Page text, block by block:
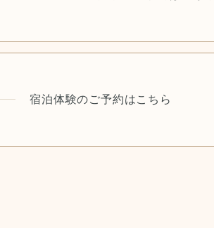
宿泊体験のご予約はこちら